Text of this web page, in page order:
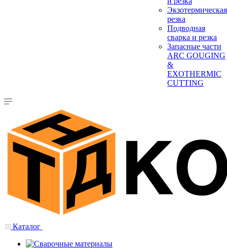
Экзотермическая
резка
Подводная
сварка и резка
Запасные части
ARC GOUGING
&
EXOTHERMIC
CUTTING
Каталог